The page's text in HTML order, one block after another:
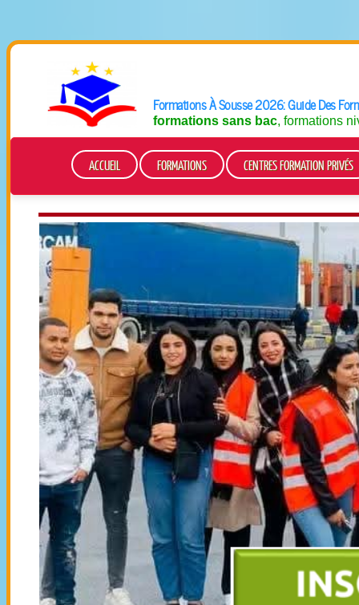
Formations À Sousse 2026: Guide Des
formations sans bac, formations
ACCUEIL FORMATIONS CENTRES FORMATION PRIVÉS